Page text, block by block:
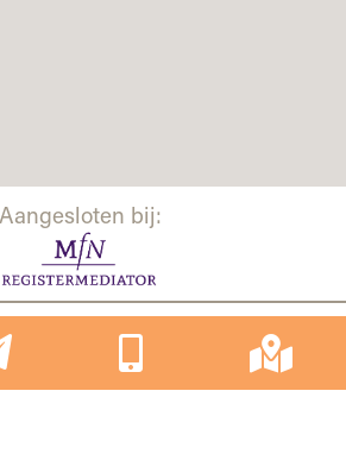
Aangesloten bij:
Website doorSilverfish